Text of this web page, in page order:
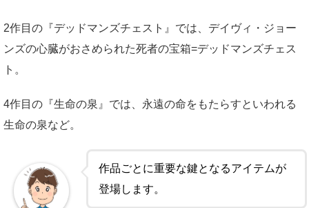
2作目の『デッドマンズチェスト』では、デイヴィ・ジョー
ンズの心臓がおさめられた死者の宝箱=デッドマンズチェス
ト。
4作目の『生命の泉』では、永遠の命をもたらすといわれる
生命の泉など。
作品ごとに重要な鍵となるアイテムが
登場します。